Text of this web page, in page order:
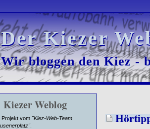
Der Kiezer
Der Kiezer
Wir bloggen den Kiez -
Wir bloggen den Kiez -
Kiezer Weblog
Projekt vom "Kiez-Web-Team
.